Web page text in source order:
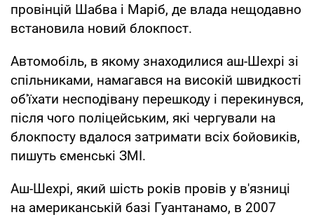
провінцій Шабва і Маріб, де влада нещодавно
встановила новий блокпост.
Автомобіль, в якому знаходилися аш-Шехрі зі
спільниками, намагався на високій швидкості
об'їхати несподівану перешкоду і перекинувся,
після чого поліцейським, які чергували на
блокпосту вдалося затримати всіх бойовиків,
пишуть єменські ЗМІ.
Аш-Шехрі, який шість років провів у в'язниці
на американській базі Гуантанамо, в 2007